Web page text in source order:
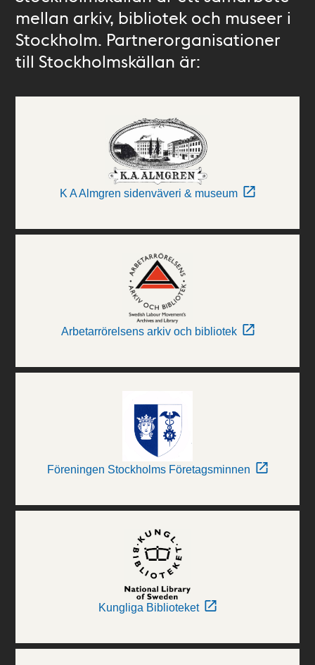
mellan arkiv, bibliotek och museer i
Stockholm. Partnerorganisationer
till Stockholmskällan är:
K A Almgren sidenväveri & museum
Arbetarrörelsens arkiv och bibliotek
Föreningen Stockholms Företagsminnen
Kungliga Biblioteket